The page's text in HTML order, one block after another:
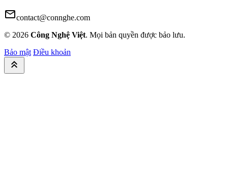
mailcontact@connghe.com
© 2026 Công Nghệ Việt. Mọi bản quyền được bảo lưu.
Bảo mật Điều khoản
keyboard_double_arrow_up